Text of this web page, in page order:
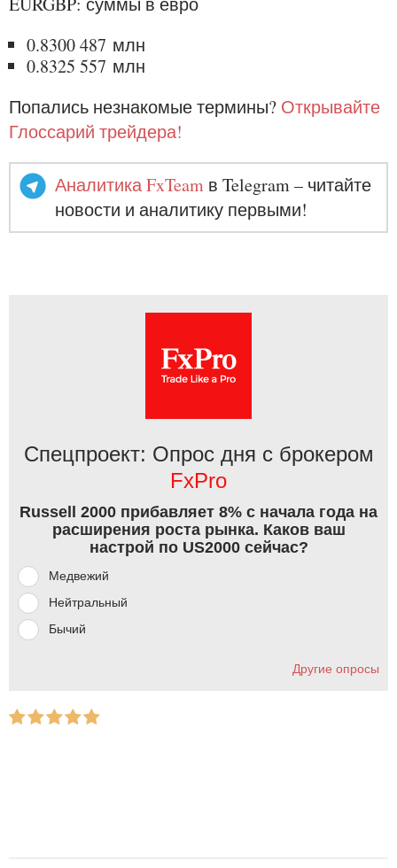
0.8300 487 млн
0.8325 557 млн
Попались незнакомые термины? Открывайте
Глоссарий трейдера!
Аналитика FxTeam в Telegram – читайте
новости и аналитику первыми!
Спецпроект: Опрос дня с брокером
FxPro
Russell 2000 прибавляет 8% с начала года на
расширения роста рынка. Каков ваш
настрой по US2000 сейчас?
Медвежий
Нейтральный
Бычий
Другие опросы